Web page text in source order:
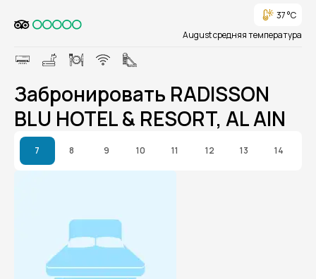
37 °C
August средняя температура
Забронировать RADISSON
BLU HOTEL & RESORT, AL AIN
7 8 9 10 11 12 13 14